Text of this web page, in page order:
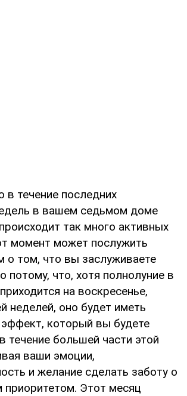
в течение последних
в вашем седьмом доме
так много активных
момент может послужить
о том, что вы заслуживаете
потому, что, хотя полнолуние в
на воскресенье,
неделей, оно будет иметь
который вы будете
течение большей части этой
ваши эмоции,
и желание сделать заботу о
приоритетом. Этот месяц